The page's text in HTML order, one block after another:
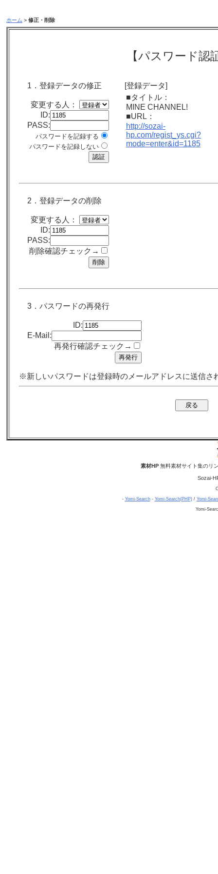
ホーム > 修正・削除
【パスワード認
1．登録データの修正
変更する人：
ID:
PASS:
パスワードを記録する
パスワードを記録しない
[登録データ]
■タイトル：
MINE CHANNEL!
■URL：
http://sozai-
hp.com/regist_ys.cgi?
mode=enter&id=1185
2．登録データの削除
変更する人：
ID:
PASS:
削除確認チェック→
3．パスワードの再発行
ID:
E-Mail:
再発行確認チェック→
※新しいパスワードは登録時のメールアドレスに送信さ
素材HP無料素材サイト集のリ
Sozai-
- Yomi-Search- Yomi-Search(PHP)/ Yomi-
Yomi-